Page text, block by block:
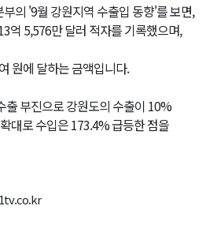
의 '9월 강원지역 수출입 동향'를 보면,
억 5,576만 달러 적자를 기록했으며,
원에 달하는 금액입니다.
출 부진으로 강원도의 수출이 10%
대로 수입은 173.4% 급등한 점을